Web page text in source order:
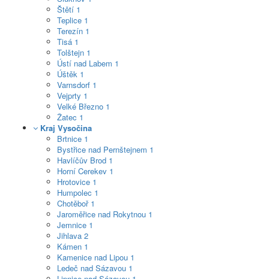
Štětí 1
Teplice 1
Terezín 1
Tisá 1
Tolštejn 1
Ústí nad Labem 1
Úštěk 1
Varnsdorf 1
Vejprty 1
Velké Březno 1
Žatec 1
Kraj Vysočina
Brtnice 1
Bystřice nad Pernštejnem 1
Havlíčův Brod 1
Horní Cerekev 1
Hrotovice 1
Humpolec 1
Chotěboř 1
Jaroměřice nad Rokytnou 1
Jemnice 1
Jihlava 2
Kámen 1
Kamenice nad Lipou 1
Ledeč nad Sázavou 1